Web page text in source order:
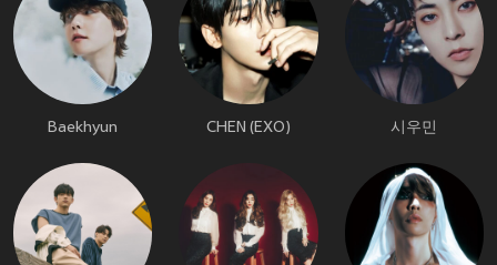
Baekhyun CHEN (EXO) 시우민